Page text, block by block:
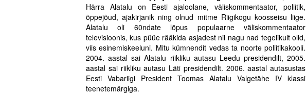
Härra Alatalu on Eesti ajaloolane, väliskommentaator, poliitik,
õppejõud, ajakirjanik ning olnud mitme Riigikogu koosseisu liige.
Alatalu oli 60ndate lõpus populaarne väliskommentaator
televisioonis, kus püüe rääkida asjadest nii nagu nad tegelikult olid,
viis esinemiskeeluni. Mitu kümnendit vedas ta noorte poliitikakooli.
2004. aastal sai Alatalu riikliku autasu Leedu presidendilt, 2005.
aastal sai riikliku autasu Läti presidendilt. 2006. aastal autasustas
Eesti Vabariigi President Toomas Alatalu Valgetähe IV klassi
teenetemärgiga.